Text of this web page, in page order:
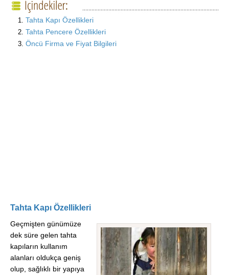
Tahta Kapı Özellikleri
Tahta Pencere Özellikleri
Öncü Firma ve Fiyat Bilgileri
Tahta Kapı Özellikleri
Geçmişten günümüze
dek süre gelen tahta
kapıların kullanım
alanları oldukça geniş
olup, sağlıklı bir yapıya